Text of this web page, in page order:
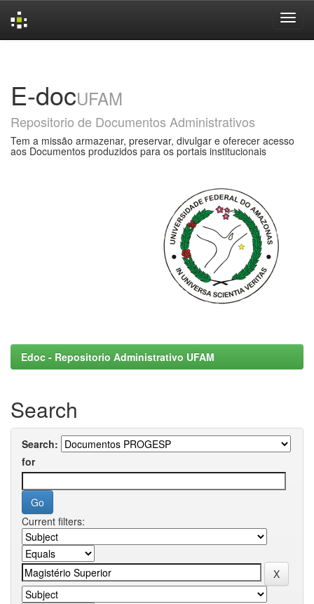
E-docUFAM
Repositorio de Documentos Administrativos
Tem a missão armazenar, preservar, divulgar e oferecer acesso
aos Documentos produzidos para os portais institucionais
Edoc - Repositorio Administrativo UFAM
Search
Search:
for
Current filters: